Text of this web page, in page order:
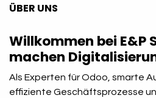
ÜBER UNS
Willkommen bei E&P
machen
Als Experten für Odoo, smarte
effiziente Geschäftsprozesse